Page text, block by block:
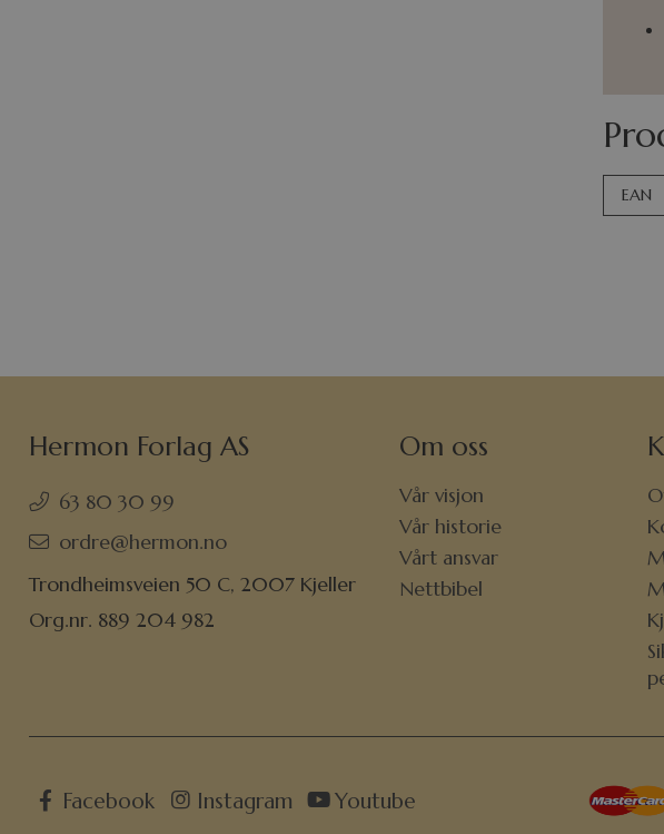
EAN
Hermon Forlag AS
63 80 30 99
ordre@hermon.no
Trondheimsveien 50 C, 2007 Kjeller
Org.nr. 889 204 982
Om oss
Vår visjon
Vår historie
Vårt ansvar
Nettbibel
Facebook Instagram Youtube